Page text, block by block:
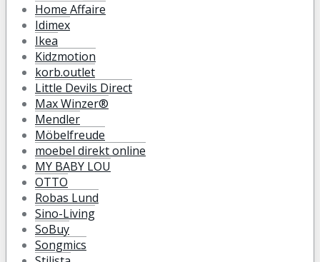
Home Affaire
Idimex
Ikea
Kidzmotion
korb.outlet
Little Devils Direct
Max Winzer®
Mendler
Möbelfreude
moebel direkt online
MY BABY LOU
OTTO
Robas Lund
Sino-Living
SoBuy
Songmics